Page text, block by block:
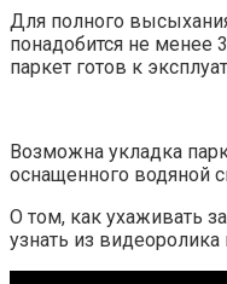
Для полного
понадобится не менее
паркет готов к
Возможна укладка
оснащенного водяной
О том, как ухаживать
узнать из видеоролика